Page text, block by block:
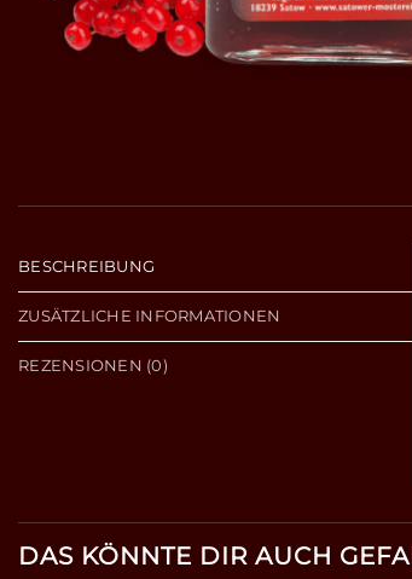
BESCHREIBUNG
ZUSÄTZLICHE INFORMATIONEN
REZENSIONEN (0)
DAS KÖNNTE DIR AUCH